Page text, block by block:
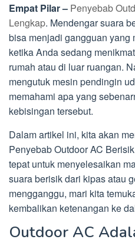
Empat Pilar – Penyebab
Lengkap. Mendengar suara
bisa menjadi gangguan yang
ketika Anda sedang
rumah atau di luar ruangan.
mengutuk mesin pendingin
memahami apa yang
kebisingan tersebut.
Dalam artikel ini, kita akan
Penyebab Outdoor AC
tepat untuk menyelesaikan
suara berisik dari kipas atau
mengganggu, mari kita
kembalikan ketenangan ke
Outdoor AC